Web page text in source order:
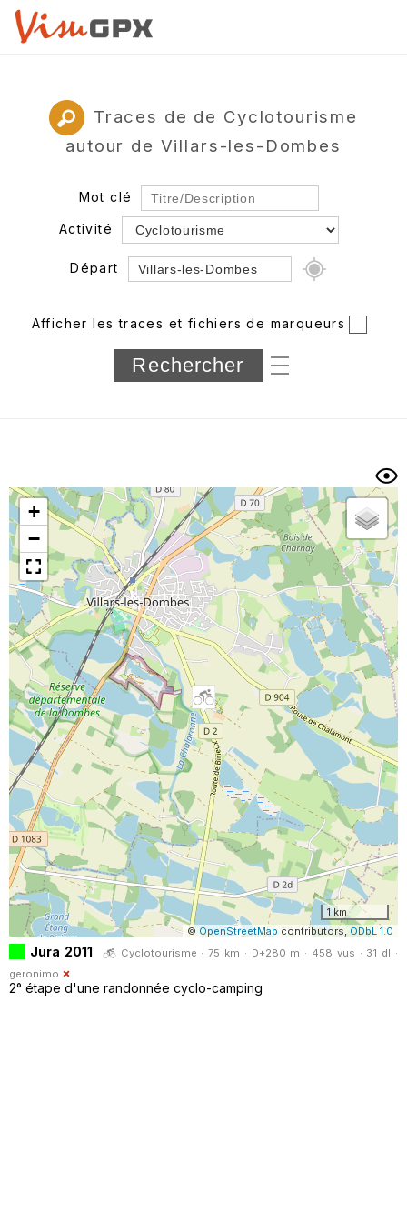
Traces de de Cyclotourisme
autour de Villars-les-Dombes
Mot clé
Activité
Départ
Département
Longueur min/max
Trier par
Horodatage Photos
Afficher les traces et fichiers de marqueurs
+
−
1 km
© OpenStreetMap contributors, ODbL 1.0
Jura 2011
Cyclotourisme · 75 km · D+280 m · 458 vus · 31 dl ·
geronimo
2° étape d'une randonnée cyclo-camping